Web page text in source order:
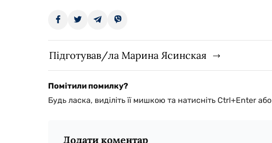
Підготував/ла Марина Ясинская
Помітили помилку?
Будь ласка, виділіть її мишкою та натисніть Ctrl+Enter або
Додати коментар